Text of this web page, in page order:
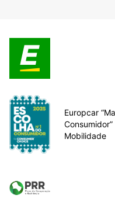
Europcar
Mobilidade